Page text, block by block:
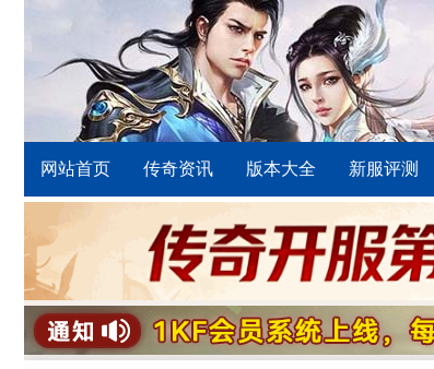
网站首页 传奇资讯 版本大全 新服评测